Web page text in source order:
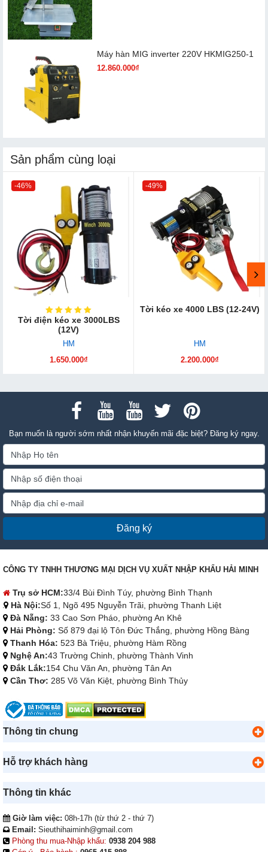
Máy hàn MIG inverter 220V HKMIG250-1
12.860.000₫
Sản phẩm cùng loại
-46%
Tời điện kéo xe 3000LBS
(12V)
HM
1.650.000₫
-49%
Tời kéo xe 4000 LBS (12-24V)
HM
2.200.000₫
Bạn muốn là người sớm nhất nhận khuyến mãi đặc biệt? Đăng ký ngay.
Đăng ký
CÔNG TY TNHH THƯƠNG MẠI DỊCH VỤ XUẤT NHẬP KHẨU HẢI MINH
Trụ sở HCM:33/4 Bùi Đình Túy, phường Bình Thạnh
Hà Nội:Số 1, Ngõ 495 Nguyễn Trãi, phường Thanh Liệt
Đà Nẵng: 33 Cao Sơn Pháo, phường An Khê
Hải Phòng: Số 879 đại lộ Tôn Đức Thắng, phường Hồng Bàng
Thanh Hóa: 523 Bà Triệu, phường Hàm Rồng
Nghệ An:43 Trường Chinh, phường Thành Vinh
Đắk Lắk:154 Chu Văn An, phường Tân An
Cần Thơ: 285 Võ Văn Kiệt, phường Bình Thủy
Thông tin chung
Hỗ trợ khách hàng
Thông tin khác
Giờ làm việc: 08h-17h (từ thứ 2 - thứ 7)
Email: Sieuthihaiminh@gmail.com
Phòng thu mua-Nhập khẩu: 0938 204 988